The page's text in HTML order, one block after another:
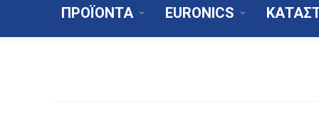
ΠΡΟΪΟΝΤΑ EURONICS